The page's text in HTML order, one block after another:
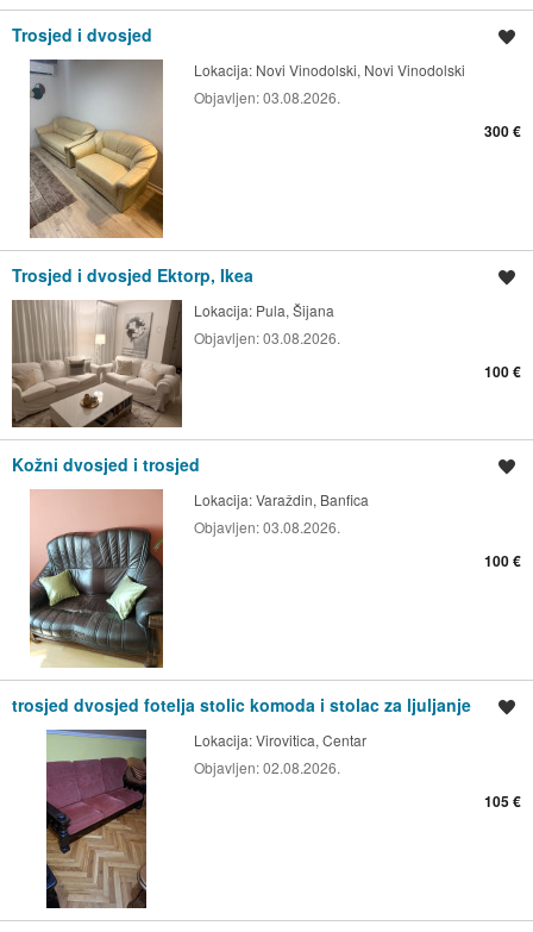
Trosjed i dvosjed
Lokacija: Novi Vinodolski, Novi Vinodolski
Objavljen:03.08.2026.
300 €
Trosjed i dvosjed Ektorp, Ikea
Lokacija: Pula, Šijana
Objavljen:03.08.2026.
100 €
Kožni dvosjed i trosjed
Lokacija:Varaždin, Banfica
Objavljen:03.08.2026.
100 €
trosjed dvosjed fotelja stolic komoda i stolac za ljuljanje
Lokacija:Virovitica, Centar
Objavljen:02.08.2026.
105 €